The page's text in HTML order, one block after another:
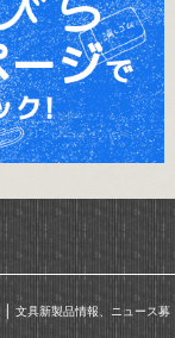
｜ 文具新製品情報、ニュース募